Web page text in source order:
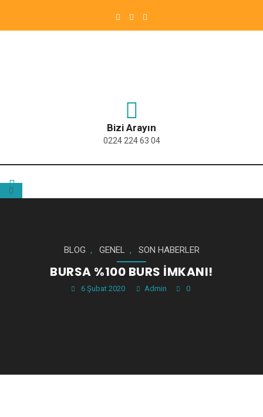
Bizi Arayın
0224 224 63 04
BLOG , GENEL , SON HABERLER
BURSA %100 BURS İMKANI!
6 Şubat 2020 Admin 0